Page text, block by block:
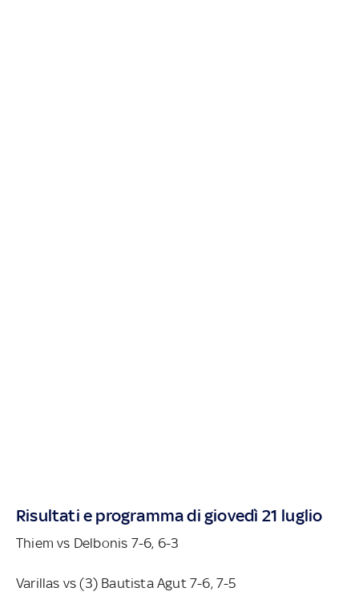
Risultati e programma di giovedì 21 luglio
Thiem vs Delbonis 7-6, 6-3
Varillas vs (3) Bautista Agut 7-6, 7-5